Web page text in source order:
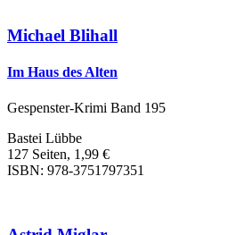
Michael Blihall
Im Haus des Alten
Gespenster-Krimi Band 195
Bastei Lübbe
127 Seiten, 1,99 €
ISBN: 978-3751797351